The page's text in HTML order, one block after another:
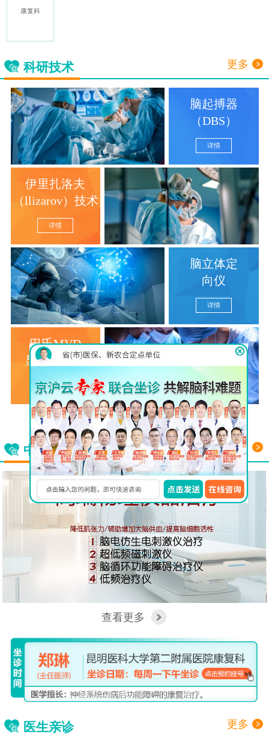
康复科
科研技术 更多
脑起搏器
（DBS）
详情
伊里扎洛夫
（llizarov）技术
详情
脑立体定
向仪
详情
巴氏MVD
显微分离术
详情
查看更多
中西医结合看脑病 更多
查看更多
医生亲诊 更多